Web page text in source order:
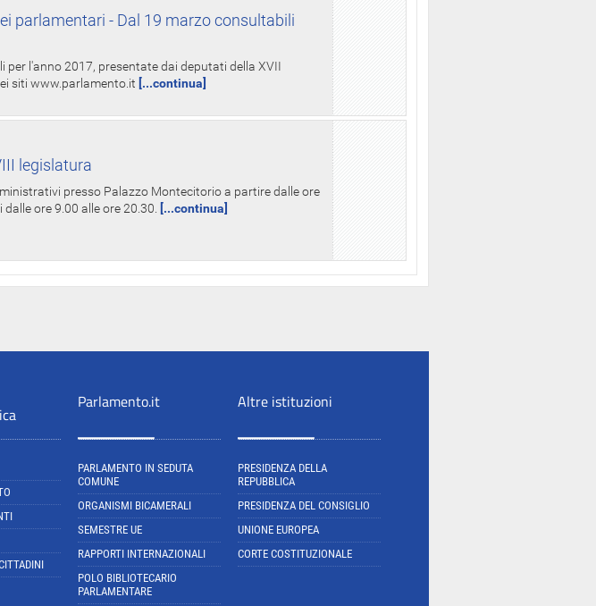
parlamentari - Dal 19 marzo consultabili
per l'anno 2017, presentate dai deputati della XVII
siti www.parlamento.it [...continua]
legislatura
presso Palazzo Montecitorio a partire dalle ore
ore 9.00 alle ore 20.30.
[...continua]
Parlamento.it
PARLAMENTO IN SEDUTA
COMUNE
ORGANISMI BICAMERALI
SEMESTRE UE
RAPPORTI INTERNAZIONALI
POLO BIBLIOTECARIO
PARLAMENTARE
Altre istituzioni
PRESIDENZA DELLA
REPUBBLICA
PRESIDENZA DEL CONSIGLIO
UNIONE EUROPEA
CORTE COSTITUZIONALE